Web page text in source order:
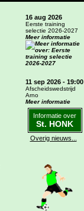
16 aug 2026
Eerste training
selectie 2026-2027
Meer informatie
11 sep 2026 - 19:00
Afscheidswedstrijd
Arno
Meer informatie
Informatie over
St. HONK
Overig nieuws...